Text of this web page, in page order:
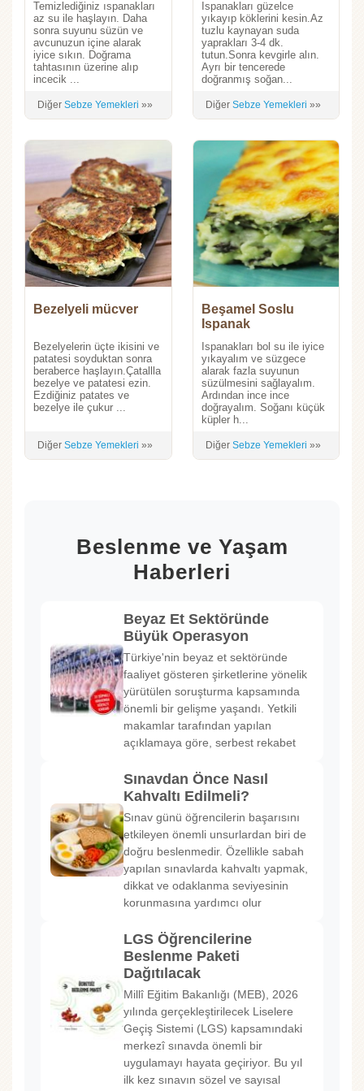
Temizlediğiniz ıspanakları
az su ile haşlayın. Daha
sonra suyunu süzün ve
avcunuzun içine alarak
iyice sıkın. Doğrama
tahtasının üzerine alıp
incecik ...
Diğer Sebze Yemekleri »»
Ispanakları güzelce
yıkayıp köklerini kesin.Az
tuzlu kaynayan suda
yaprakları 3-4 dk.
tutun.Sonra kevgirle alın.
Ayrı bir tencerede
doğranmış soğan...
Diğer Sebze Yemekleri »»
Bezelyeli mücver
Bezelyelerin üçte ikisini ve
patatesi soyduktan sonra
beraberce haşlayın.Çatallla
bezelye ve patatesi ezin.
Ezdiğiniz patates ve
bezelye ile çukur ...
Diğer Sebze Yemekleri »»
Beşamel Soslu
Ispanak
Ispanakları bol su ile iyice
yıkayalım ve süzgece
alarak fazla suyunun
süzülmesini sağlayalım.
Ardından ince ince
doğrayalım. Soğanı küçük
küpler h...
Diğer Sebze Yemekleri »»
Beslenme ve Yaşam
Haberleri
Beyaz Et Sektöründe
Büyük Operasyon
Türkiye'nin beyaz et sektöründe
faaliyet gösteren şirketlerine yönelik
yürütülen soruşturma kapsamında
önemli bir gelişme yaşandı. Yetkili
makamlar tarafından yapılan
açıklamaya göre, serbest rekabet
Sınavdan Önce Nasıl
Kahvaltı Edilmeli?
Sınav günü öğrencilerin başarısını
etkileyen önemli unsurlardan biri de
doğru beslenmedir. Özellikle sabah
yapılan sınavlarda kahvaltı yapmak,
dikkat ve odaklanma seviyesinin
korunmasına yardımcı olur
LGS Öğrencilerine
Beslenme Paketi
Dağıtılacak
Millî Eğitim Bakanlığı (MEB), 2026
yılında gerçekleştirilecek Liselere
Geçiş Sistemi (LGS) kapsamındaki
merkezî sınavda önemli bir
uygulamayı hayata geçiriyor. Bu yıl
ilk kez sınavın sözel ve sayısal